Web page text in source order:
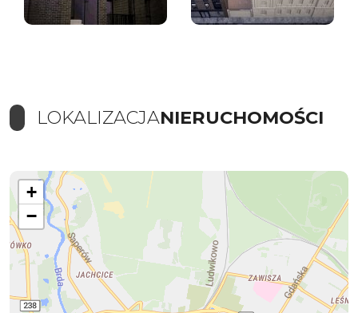
LOKALIZACJANIERUCHOMOŚCI
+
−